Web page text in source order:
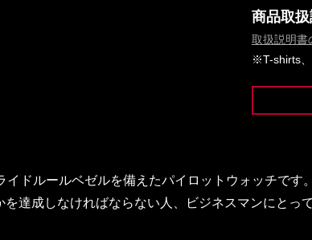
商品取
取扱説明書
※T-shirts、
イドルールベゼルを備えたパイロットウォッチです
達成しなければならない人、ビジネスマンにとっ